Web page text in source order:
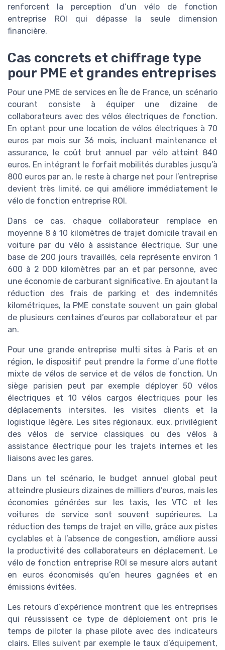
renforcent la perception d’un vélo de fonction
entreprise ROI qui dépasse la seule dimension
financière.
Cas concrets et chiffrage type
pour PME et grandes entreprises
Pour une PME de services en Île de France, un scénario
courant consiste à équiper une dizaine de
collaborateurs avec des vélos électriques de fonction.
En optant pour une location de vélos électriques à 70
euros par mois sur 36 mois, incluant maintenance et
assurance, le coût brut annuel par vélo atteint 840
euros. En intégrant le forfait mobilités durables jusqu’à
800 euros par an, le reste à charge net pour l’entreprise
devient très limité, ce qui améliore immédiatement le
vélo de fonction entreprise ROI.
Dans ce cas, chaque collaborateur remplace en
moyenne 8 à 10 kilomètres de trajet domicile travail en
voiture par du vélo à assistance électrique. Sur une
base de 200 jours travaillés, cela représente environ 1
600 à 2 000 kilomètres par an et par personne, avec
une économie de carburant significative. En ajoutant la
réduction des frais de parking et des indemnités
kilométriques, la PME constate souvent un gain global
de plusieurs centaines d’euros par collaborateur et par
an.
Pour une grande entreprise multi sites à Paris et en
région, le dispositif peut prendre la forme d’une flotte
mixte de vélos de service et de vélos de fonction. Un
siège parisien peut par exemple déployer 50 vélos
électriques et 10 vélos cargos électriques pour les
déplacements intersites, les visites clients et la
logistique légère. Les sites régionaux, eux, privilégient
des vélos de service classiques ou des vélos à
assistance électrique pour les trajets internes et les
liaisons avec les gares.
Dans un tel scénario, le budget annuel global peut
atteindre plusieurs dizaines de milliers d’euros, mais les
économies générées sur les taxis, les VTC et les
voitures de service sont souvent supérieures. La
réduction des temps de trajet en ville, grâce aux pistes
cyclables et à l’absence de congestion, améliore aussi
la productivité des collaborateurs en déplacement. Le
vélo de fonction entreprise ROI se mesure alors autant
en euros économisés qu’en heures gagnées et en
émissions évitées.
Les retours d’expérience montrent que les entreprises
qui réussissent ce type de déploiement ont pris le
temps de piloter la phase pilote avec des indicateurs
clairs. Elles suivent par exemple le taux d’équipement,